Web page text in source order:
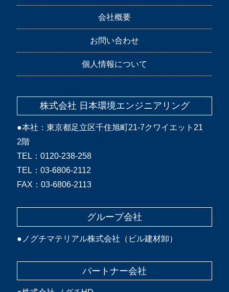
会社概要
お問い合わせ
個人情報について
株式会社 日本環境エンジニアリング
●本社：東京都足立区千住旭町21-7クワイエット21
2階
TEL：0120-238-258
TEL：03-6806-2112
FAX：03-6806-2113
グループ会社
● ノグチマテリアル株式会社（ビル建材卸）
パートナー会社